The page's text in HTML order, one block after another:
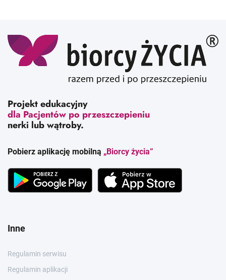
Projekt edukacyjny
dla Pacjentów po przeszczepieniu
nerki lub wątroby.
Pobierz aplikację mobilną „Biorcy życia”
Inne
Regulamin serwisu
Regulamin aplikacji